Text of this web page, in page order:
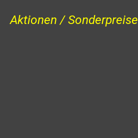
Aktionen / Sonderpreise